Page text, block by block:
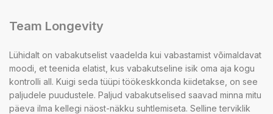
Team Longevity
Lühidalt on vabakutselist vaadelda kui vabastamist võimaldavat
moodi, et teenida elatist, kus vabakutseline isik oma aja kogu
kontrolli all. Kuigi seda tüüpi töökeskkonda kiidetakse, on see
paljudele puudustele. Paljud vabakutselised saavad minna mitu
päeva ilma kellegi näost-näkku suhtlemiseta. Selline terviklik